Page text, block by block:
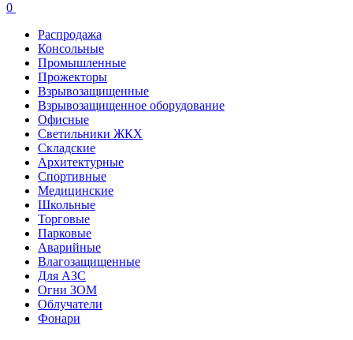
0
Распродажа
Консольные
Промышленные
Прожекторы
Взрывозащищенные
Взрывозащищенное оборудование
Офисные
Cветильники ЖКХ
Складские
Архитектурные
Спортивные
Медицинские
Школьные
Торговые
Парковые
Аварийные
Влагозащищенные
Для АЗС
Огни ЗОМ
Облучатели
Фонари